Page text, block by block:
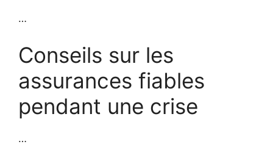
…
Conseils sur les
assurances fiables
pendant une crise
…